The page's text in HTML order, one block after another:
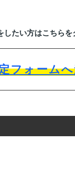
したい方はこちら
フォーム